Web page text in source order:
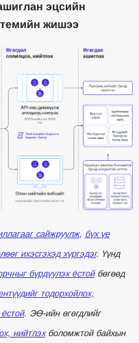
эцсийн
жишээ
сайжруулж, бүх үе
ихэсгэхэд хүргэдэг. Үүнд
бүрдүүлэх ёстой бөгөөд
тодорхойлох,
. ЭӨ-ийн өгөгдлийг
нийтлэх боломжтой байхын